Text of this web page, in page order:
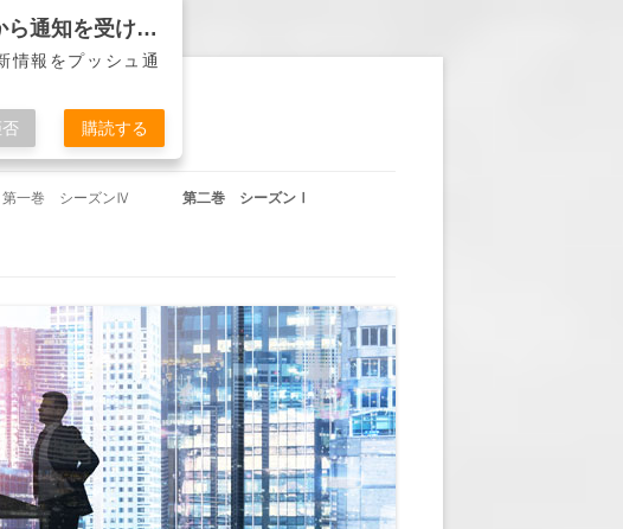
敵」
第一巻 シーズンⅣ
第48回 「杞憂か事実か」
第49回 「久々のＴＶ出演」
第50回 「失われた方向感」
第51回 「岬の決意」
第二巻 シーズンⅠ
第二巻 第3回 「YOU’RE FIRED」
第二巻 第4回 「ヘンリー・ハド
ソンの悲劇」
第二巻 第5回 「墓前に誓う」
第二巻 第6回 「古傷」
バンカー物語『ディーラーは死なず』から通知を受け取る
情報をプッシュ通
購読する